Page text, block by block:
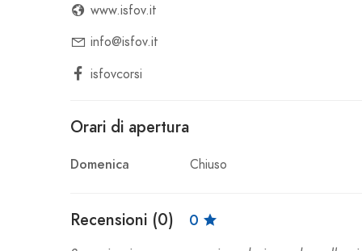
www.isfov.it
info@isfov.it
isfovcorsi
Orari di apertura
Domenica Chiuso
Recensioni (0) 0